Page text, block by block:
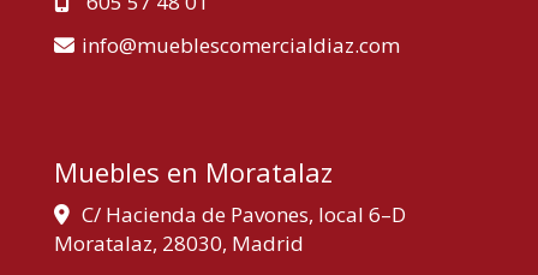
info
mueblescomercialdiaz.com
Muebles en Moratalaz
C/ Hacienda de Pavones, local 6–D
Moratalaz, 28030, Madrid